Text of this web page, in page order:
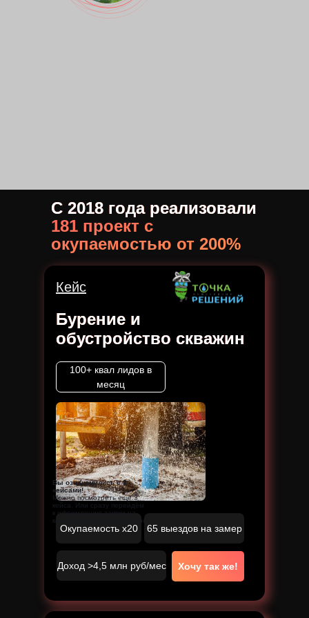
С 2018 года реализовали
181 проект с
окупаемостью от 200%
Бурение и
обустройство скважин
65 выездов на замер
Доход >4,5 млн руб/мес
Окупаемость x20
100+ квал лидов в
месяц
Вы ознакомились с 3
кейсами!
Можно посмотреть ещё 3
кейса. Или сразу перейдём
к оформлению заявки на
коммерческое предложение?
Хочу так же!
Кейс